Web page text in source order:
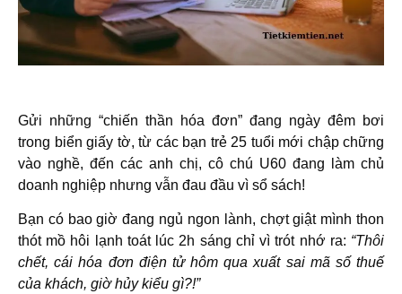
Gửi những “chiến thần hóa đơn” đang ngày đêm bơi
trong biển giấy tờ, từ các bạn trẻ 25 tuổi mới chập chững
vào nghề, đến các anh chị, cô chú U60 đang làm chủ
doanh nghiệp nhưng vẫn đau đầu vì sổ sách!
Bạn có bao giờ đang ngủ ngon lành, chợt giật mình thon
thót mồ hôi lạnh toát lúc 2h sáng chỉ vì trót nhớ ra: “Thôi
chết, cái hóa đơn điện tử hôm qua xuất sai mã số thuế
của khách, giờ hủy kiểu gì?!”